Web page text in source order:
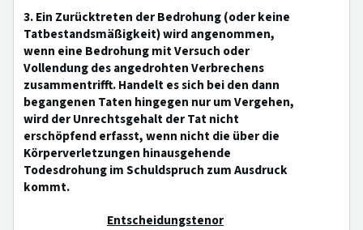
3. Ein Zurücktreten der Bedrohung (oder keine
Tatbestandsmäßigkeit) wird angenommen,
wenn eine Bedrohung mit Versuch oder
Vollendung des angedrohten Verbrechens
zusammentrifft. Handelt es sich bei den dann
begangenen Taten hingegen nur um Vergehen,
wird der Unrechtsgehalt der Tat nicht
erschöpfend erfasst, wenn nicht die über die
Körperverletzungen hinausgehende
Todesdrohung im Schuldspruch zum Ausdruck
kommt.
Entscheidungstenor